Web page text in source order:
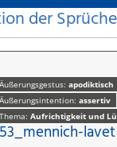
der Sprüche
Äußerungsgestus: apodiktisch
Äußerungsintention: assertiv
Thema: Aufrichtigkeit und
lavet